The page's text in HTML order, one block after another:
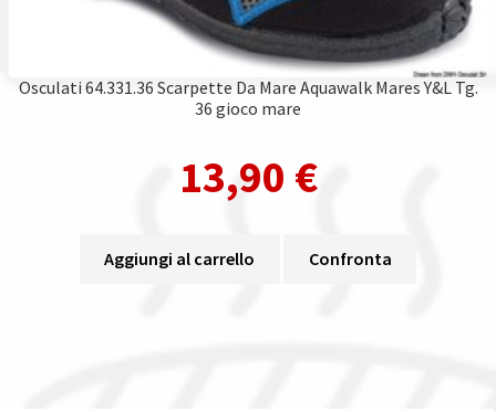
Osculati 64.331.36 Scarpette Da Mare Aquawalk Mares Y&L Tg.
36 gioco mare
13,90 €
Aggiungi al carrello Confronta